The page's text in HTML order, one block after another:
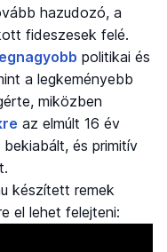
hazudozó, a
fideszesek felé.
politikai és
a legkeményebb
miközben
az elmúlt 16 év
és primitív
készített remek
el lehet felejteni: